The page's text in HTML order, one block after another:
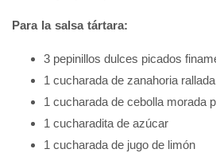
Para la salsa tártara:
3 pepinillos dulces picados
1 cucharada de zanahoria rallada
1 cucharada de cebolla morada
1 cucharadita de azúcar
1 cucharada de jugo de limón